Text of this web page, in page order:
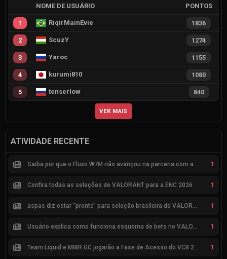
NOME DE USUÁRIO PONTOS
1 RiqirMainEvie 1836
2 ScuzY 1274
3 Yaroc 1155
4 kurumi810 1080
5 tenserlow 840
VER MAIS
ATIVIDADE RECENTE
Saiba por que o Fluxo W7M não avançou na parceria com a Riot 1
Confira todas as seleções de VALORANT para a ENC 2026 1
aspas diz estar “pronto” para seleção brasileira de VALORANT 1
Usuário explica como funciona esquema de bets no VALORANT 1
Team Liquid e MIBR GC jogarão a Fase de Acesso do VCB 2026 1